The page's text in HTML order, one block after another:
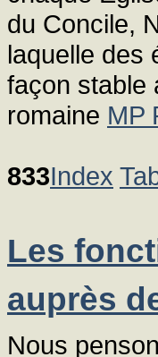
du Concile,
laquelle des
façon stable
romaine MP
833Index
Les
auprès
Nous